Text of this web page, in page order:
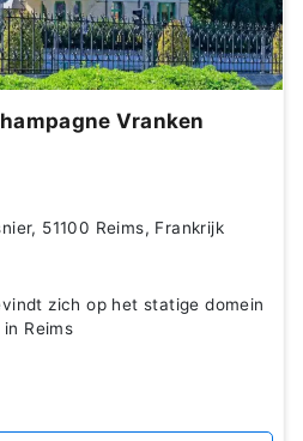
Vranken
51100 Reims, Frankrijk
zich op het statige domein
Reims